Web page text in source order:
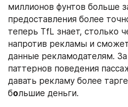
миллионов фунтов больше
предоставления более
теперь TfL знает, столько
напротив рекламы и
данные рекламодателям. За
паттернов поведения
давать рекламу более
большие деньги.